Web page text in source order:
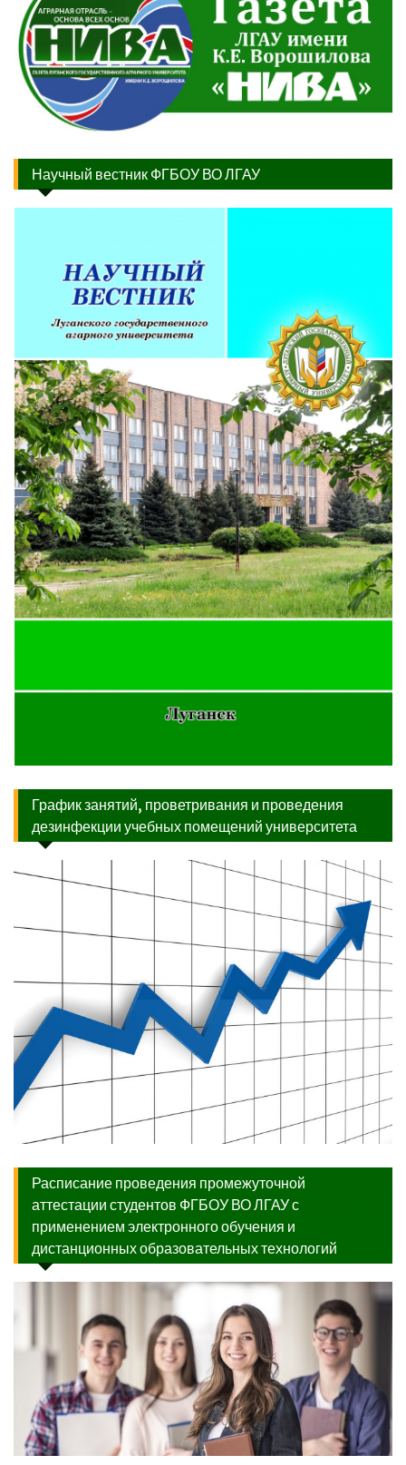
Научный вестник ФГБОУ ВО ЛГАУ
График занятий, проветривания и проведения
дезинфекции учебных помещений университета
Расписание проведения промежуточной
аттестации студентов ФГБОУ ВО ЛГАУ с
применением электронного обучения и
дистанционных образовательных технологий